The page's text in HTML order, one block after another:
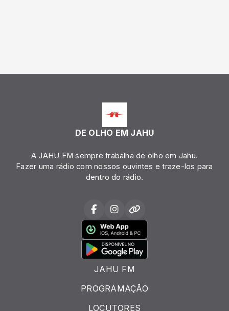
DE OLHO EM JAHU
A JAHU FM sempre trabalha de olho em Jahu.
Fazer uma rádio com nossos ouvintes e traze-los para
dentro do rádio.
JAHU FM
PROGRAMAÇÃO
LOCUTORES